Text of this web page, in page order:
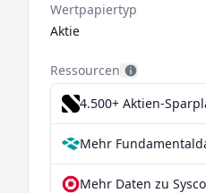
Wertpapiertyp
Aktie
Ressourcen
4.500+ Aktien-
Mehr
Mehr Daten zu